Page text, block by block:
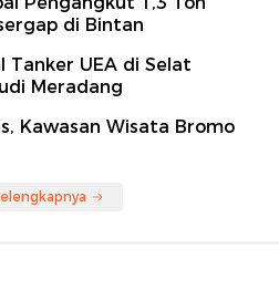
di Bintan
Tanker UEA di Selat
Meradang
Kawasan Wisata Bromo